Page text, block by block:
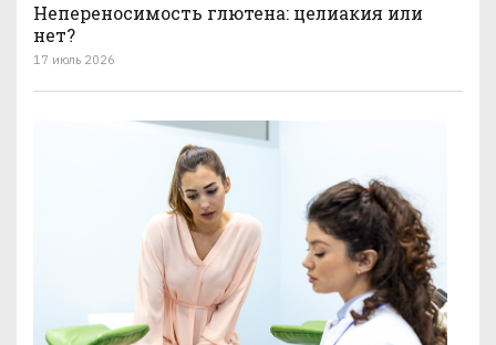
Непереносимость глютена: целиакия или
нет?
17 июль 2026